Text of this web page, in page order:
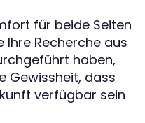
für beide Seiten
Ihre Recherche aus
haben,
Gewissheit, dass
verfügbar sein